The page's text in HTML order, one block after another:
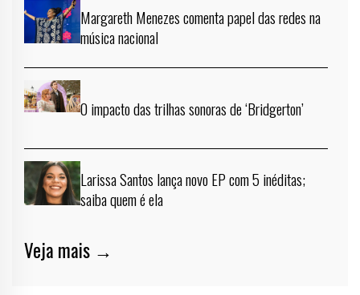
Margareth Menezes comenta papel das redes na
música nacional
O impacto das trilhas sonoras de ‘Bridgerton’
Larissa Santos lança novo EP com 5 inéditas;
saiba quem é ela
Veja mais →